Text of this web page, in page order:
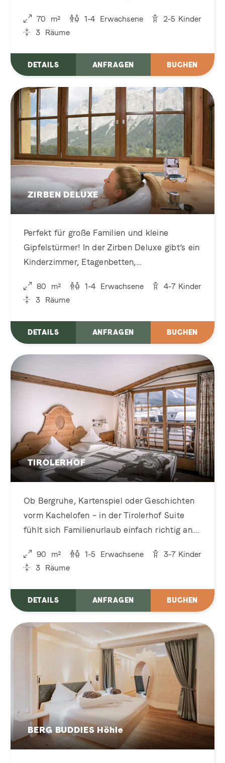
Bestaunen!
1-4 Erwachsene 2-5 Kinder
70
m²
3 Räume
DETAILS BUCHEN
ANFRAGEN
ZIRBEN DELUXE
Perfekt für große Familien und kleine
Gipfelstürmer! In der Zirben Deluxe gibt’s ein
Kinderzimmer, Etagenbetten,
fühlt sich Urlaub richtig echt an!
1-4 Erwachsene 4-7 Kinder
80
m²
3 Räume
DETAILS BUCHEN
ANFRAGEN
TIROLERHOF
Ob Bergruhe, Kartenspiel oder Geschichten
vorm Kachelofen – in der Tirolerhof Suite
fühlt sich Familienurlaub einfach richtig an.
magisch.
1-5 Erwachsene 3-7 Kinder
90
m²
3 Räume
DETAILS BUCHEN
ANFRAGEN
BERG BUDDIES Höhle